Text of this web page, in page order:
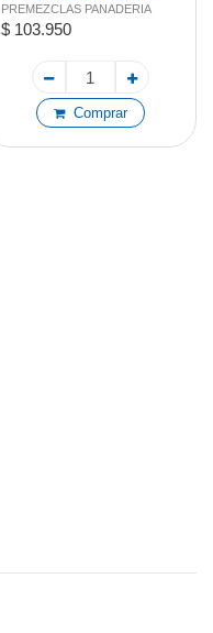
4,52 kg
PREMEZCLAS PANADERIA
$ 103.950
Comprar